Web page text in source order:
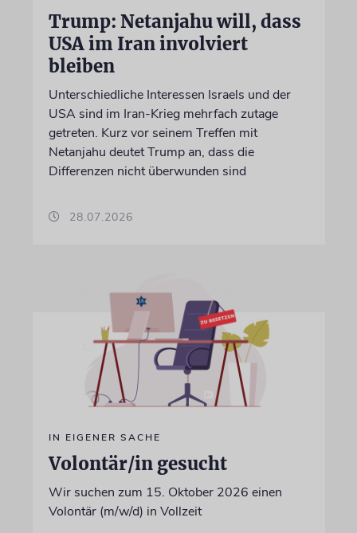
Trump: Netanjahu will, dass
USA im Iran involviert
bleiben
Unterschiedliche Interessen Israels und der
USA sind im Iran-Krieg mehrfach zutage
getreten. Kurz vor seinem Treffen mit
Netanjahu deutet Trump an, dass die
Differenzen nicht überwunden sind
28.07.2026
IN EIGENER SACHE
Volontär/in gesucht
Wir suchen zum 15. Oktober 2026 einen
Volontär (m/w/d) in Vollzeit